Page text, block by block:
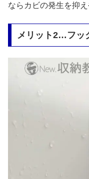
ならカビの発生を抑え
メリット2…フッ